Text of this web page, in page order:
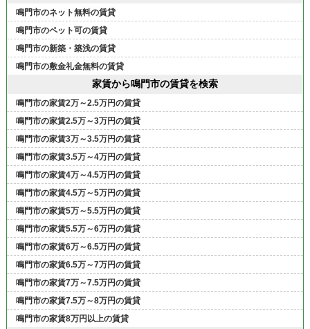
鳴門市のネット無料の賃貸
鳴門市のペット可の賃貸
鳴門市の新築・築浅の賃貸
鳴門市の敷金礼金無料の賃貸
家賃から鳴門市の賃貸を検索
鳴門市の家賃2万～2.5万円の賃貸
鳴門市の家賃2.5万～3万円の賃貸
鳴門市の家賃3万～3.5万円の賃貸
鳴門市の家賃3.5万～4万円の賃貸
鳴門市の家賃4万～4.5万円の賃貸
鳴門市の家賃4.5万～5万円の賃貸
鳴門市の家賃5万～5.5万円の賃貸
鳴門市の家賃5.5万～6万円の賃貸
鳴門市の家賃6万～6.5万円の賃貸
鳴門市の家賃6.5万～7万円の賃貸
鳴門市の家賃7万～7.5万円の賃貸
鳴門市の家賃7.5万～8万円の賃貸
鳴門市の家賃8万円以上の賃貸